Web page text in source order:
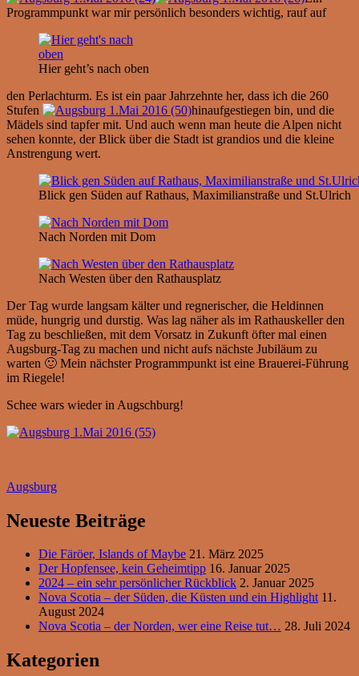
Programmpunkt war mir persönlich besonders wichtig, rauf auf
Hier geht’s nach oben
den Perlachturm. Es ist ein paar Jahrzehnte her, dass ich die 260
Stufen
hinaufgestiegen bin, und die
Mädels sind tapfer mit. Und auch wenn man heute die Alpen nicht
sehen konnte, der Blick über die Stadt ist grandios und die kleine
Anstrengung wert.
Blick gen Süden auf Rathaus, Maximilianstraße und St.Ulrich
Nach Norden mit Dom
Nach Westen über den Rathausplatz
Der Tag wurde langsam kälter und regnerischer, die Heldinnen
müde, hungrig und durstig. Was lag näher als im Rathauskeller den
Tag zu beschließen, mit dem Vorsatz in Zukunft öfter mal einen
Augsburg-Tag zu machen und nicht aufs nächste Jubiläum zu
warten 🙂 Mein nächster Programmpunkt ist eine Brauerei-Führung
im Riegele!
Schee wars wieder in Augschburg!
Augsburg
Neueste Beiträge
Die Färöer, Islands of Maybe 21. März 2025
Der Hopfensee, kein Geheimtipp 16. Januar 2025
2024 – ein sehr persönlicher Rückblick 2. Januar 2025
Nova Scotia – der Süden, die Küsten und ein Highlight 11.
August 2024
Nova Scotia – der Norden, wer eine Reise tut… 28. Juli 2024
Kategorien